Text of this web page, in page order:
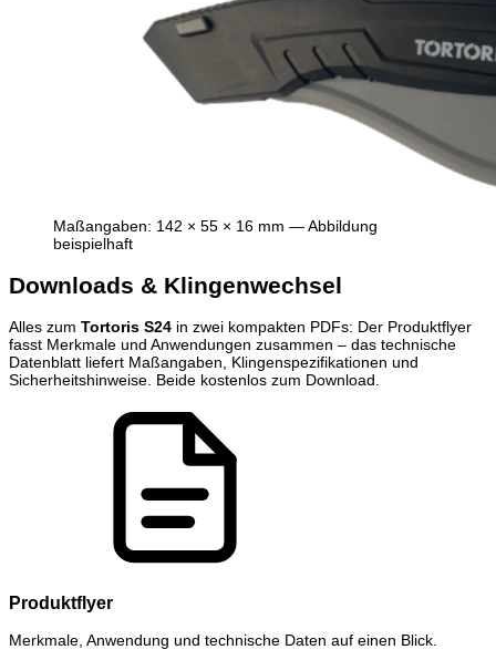
Maßangaben: 142 × 55 × 16 mm — Abbildung
beispielhaft
Downloads & Klingenwechsel
Alles zum Tortoris S24 in zwei kompakten PDFs: Der Produktflyer
fasst Merkmale und Anwendungen zusammen – das technische
Datenblatt liefert Maßangaben, Klingenspezifikationen und
Sicherheitshinweise. Beide kostenlos zum Download.
Produktflyer
Merkmale, Anwendung und technische Daten auf einen Blick.